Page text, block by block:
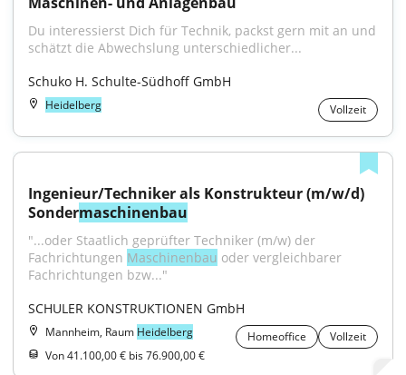
Du interessierst Dich für Technik, packst gern mit an und
schätzt die Abwechslung unterschiedlicher...
Schuko H. Schulte-Südhoff GmbH
Heidelberg Vollzeit
Ingenieur/Techniker als Konstrukteur (m/w/d)
Sondermaschinenbau
"...oder Staatlich geprüfter Techniker (m/w) der
Fachrichtungen Maschinenbau oder vergleichbarer
Fachrichtungen bzw..."
SCHULER KONSTRUKTIONEN GmbH
Mannheim, Raum Heidelberg Homeoffice
Vollzeit
Von 41.100,00 € bis 76.900,00 €